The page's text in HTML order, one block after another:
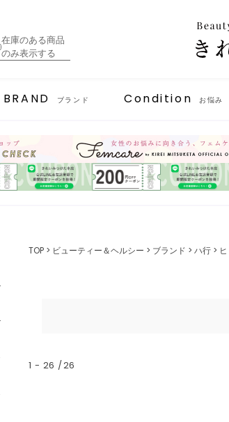
在庫のある商品
のみ表示する
BRAND ブランド Condition お悩み
TOP ビューティー＆ヘルシー ブランド ハ行 ヒ
1 - 26 26